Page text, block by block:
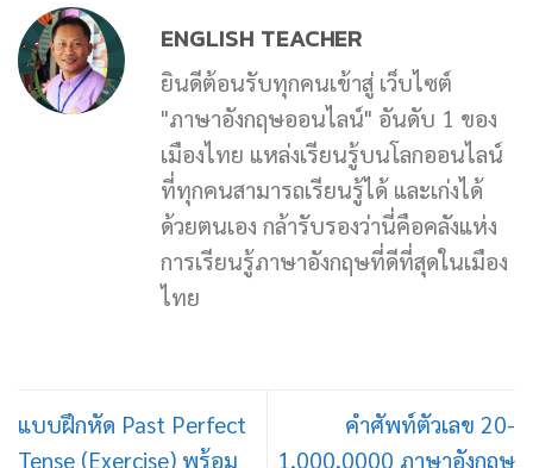
ENGLISH TEACHER
ยินดีต้อนรับทุกคนเข้าสู่ เว็บไซต์
"ภาษาอังกฤษออนไลน์" อันดับ 1 ของ
เมืองไทย แหล่งเรียนรู้บนโลกออนไลน์
ที่ทุกคนสามารถเรียนรู้ได้ และเก่งได้
ด้วยตนเอง กล้ารับรองว่านี่คือคลังแห่ง
การเรียนรู้ภาษาอังกฤษที่ดีที่สุดในเมือง
ไทย
แบบฝึกหัด Past Perfect
Tense (Exercise) พร้อม
คำศัพท์ตัวเลข 20-
1,000,0000 ภาษาอังกฤษ